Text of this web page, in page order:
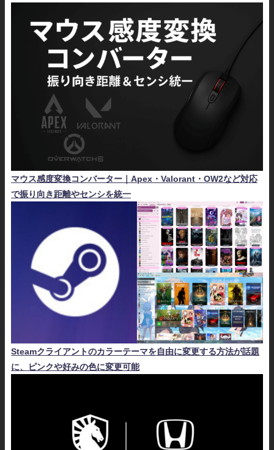
マウス感度変換コンバーター｜Apex・Valorant・OW2など対応
で振り向き距離やセンシを統一
Steamクライアントのカラーテーマを自由に変更する方法が話題
に、ピンクや好みの色に変更可能